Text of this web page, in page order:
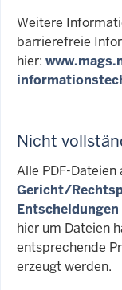
Weitere
barrierefreie
hier:
Nicht
Alle PDF-
Gericht/
Entscheidungen
hier um Dateien
entsprechende
erzeugt werden.